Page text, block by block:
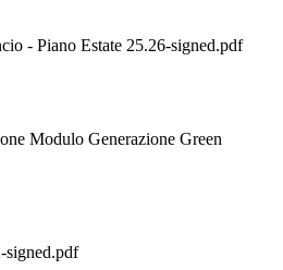
- Piano Estate 25.26-signed.pdf
Modulo Generazione Green
signed.pdf